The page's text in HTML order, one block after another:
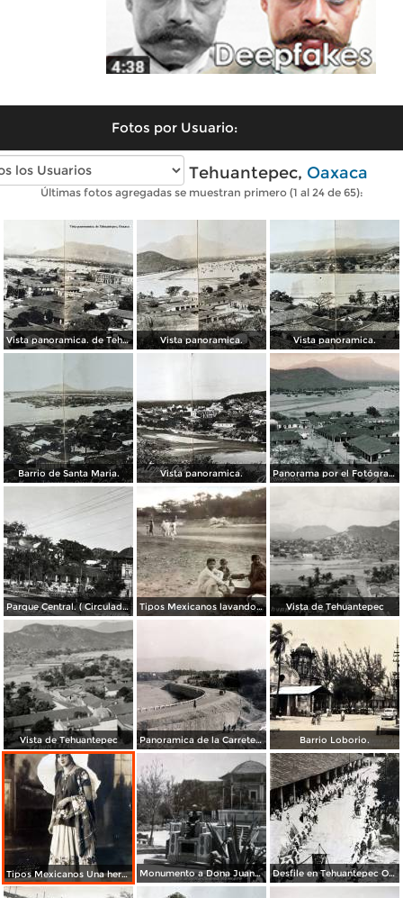
Fotos por Usuario:
Fotos antiguas de Tehuantepec, Oaxaca
Últimas fotos agregadas se muestran primero (1 al 24 de 65):
Vista panoramica. de Tehuantepec, Oaxaca Vista panoramica. Vista panoramica.
Barrio de Santa Maria. Vista panoramica. Panorama por el Fotógrafo Hugo Brehme.
Parque Central. ( Circulada el 03 de Diciembre de 1951 ). Tipos Mexicanos lavando en el Rio Tehuantepec por el Fotógrafo Charles B. Waite. Vista de Tehuantepec
Vista de Tehuantepec Panoramica de la Carretera. Barrio Loborio.
Tipos Mexicanos Una hermosa Tehuana en traje tipico. ( Circulada el 6 de Junio de 1928 ). Monumento a Dona Juana Romero. Desfile en Tehuantepec Oaxaca.